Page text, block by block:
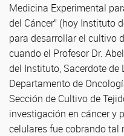
Medicina Experimental
del Cáncer” (hoy Instituto
para desarrollar el cultivo
cuando el Profesor Dr.
del Instituto, Sacerdote de
Departamento de
Sección de Cultivo de
investigación en cáncer y
celulares fue cobrando tal